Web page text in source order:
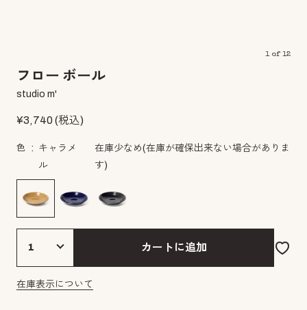
1of 12
フロー ボール
studio m'
¥3,740(税込)
色
キャラメ
ル
在庫少なめ(在庫が確保出来ない場合がありま
す)
カートに追加
在庫表示について